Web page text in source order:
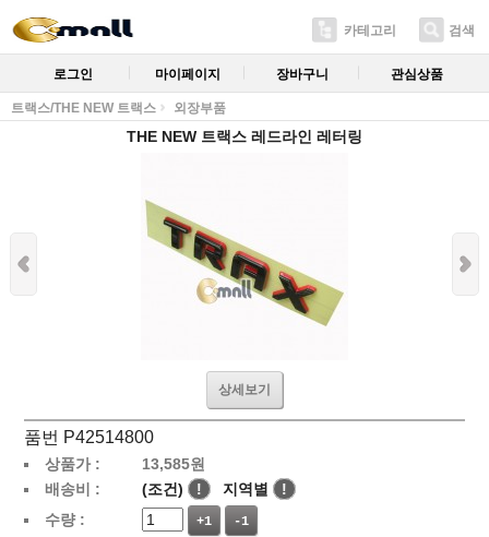
카테고리 검색
로그인 마이페이지 장바구니 관심상품
트랙스/THE NEW 트랙스 외장부품
THE NEW 트랙스 레드라인 레터링
상세보기
품번 P42514800
상품가 : 13,585원
배송비 :
(조건) ! 지역별
!
수량 :
+1 -1